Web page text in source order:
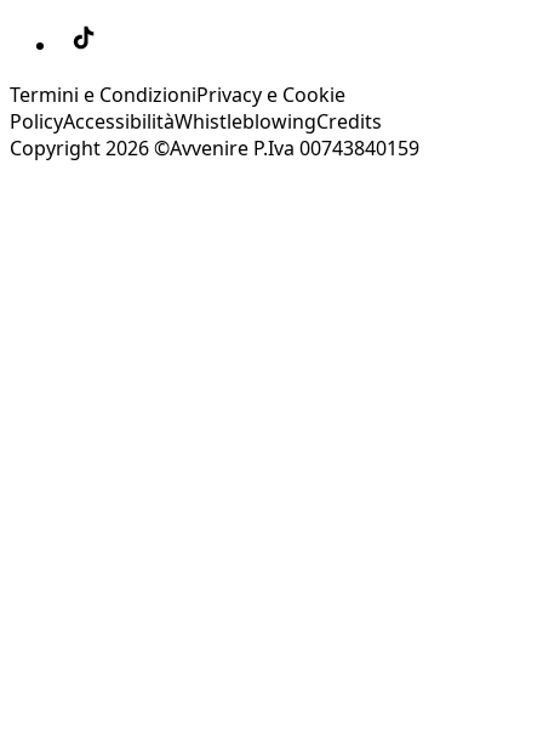
Termini e CondizioniPrivacy e Cookie
PolicyAccessibilitàWhistleblowingCredits
Copyright 2026 ©Avvenire P.Iva 00743840159